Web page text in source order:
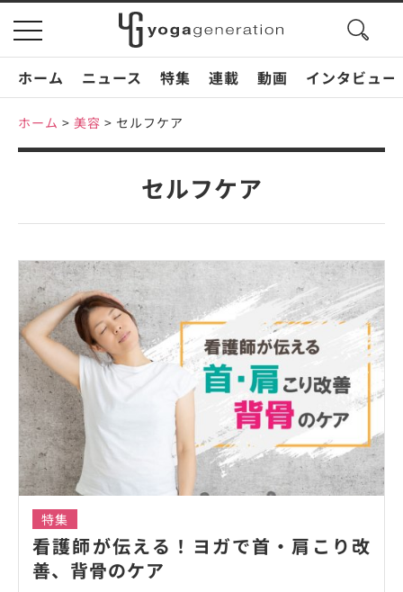
toggle
navigation
search
ホーム
ニュース 特集 連載 動画 インタビュー
ホーム > 美容 > セルフケア
セルフケア
特集
看護師が伝える！ヨガで首・肩こり改
善、背骨のケア